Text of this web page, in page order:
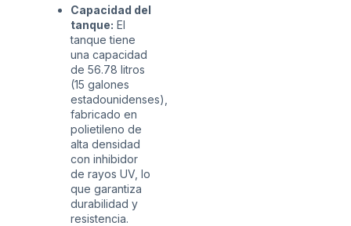
Capacidad del
tanque: El
tanque tiene
una capacidad
de 56.78 litros
(15 galones
estadounidenses),
fabricado en
polietileno de
alta densidad
con inhibidor
de rayos UV, lo
que garantiza
durabilidad y
resistencia.